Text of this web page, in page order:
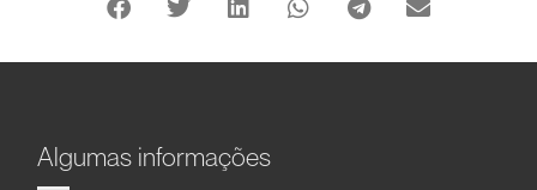
Algumas informações